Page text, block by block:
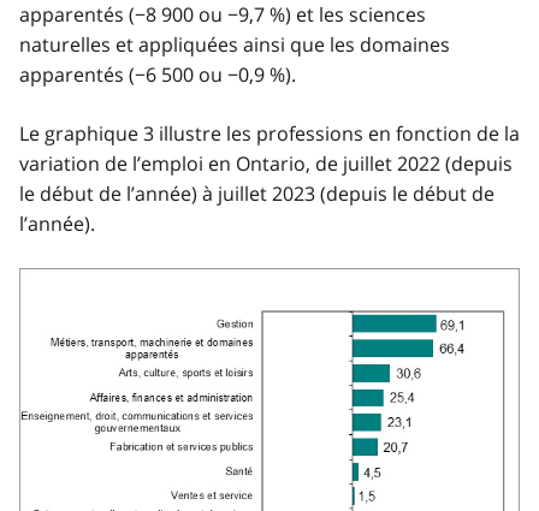
apparentés (−8 900 ou −9,7 %) et les sciences
naturelles et appliquées ainsi que les domaines
apparentés (−6 500 ou −0,9 %).
Le graphique 3 illustre les professions en fonction de la
variation de l’emploi en Ontario, de juillet 2022 (depuis
le début de l’année) à juillet 2023 (depuis le début de
l’année).